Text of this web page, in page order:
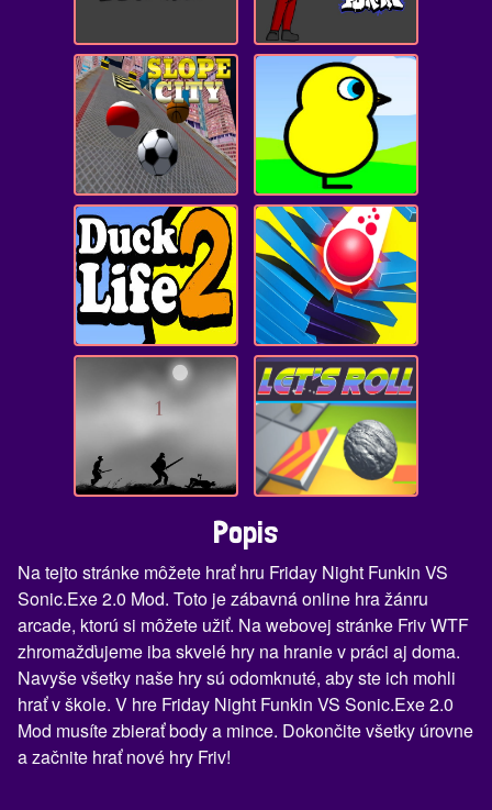
Popis
Na tejto stránke môžete hrať hru Friday Night Funkin VS
Sonic.Exe 2.0 Mod. Toto je zábavná online hra žánru
arcade, ktorú si môžete užiť. Na webovej stránke Friv WTF
zhromažďujeme iba skvelé hry na hranie v práci aj doma.
Navyše všetky naše hry sú odomknuté, aby ste ich mohli
hrať v škole. V hre Friday Night Funkin VS Sonic.Exe 2.0
Mod musíte zbierať body a mince. Dokončite všetky úrovne
a začnite hrať nové hry Friv!